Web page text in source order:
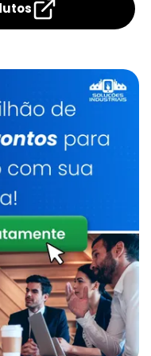
De Alta Rigidez
De Sacos
Para Caixas
Vácuo Para